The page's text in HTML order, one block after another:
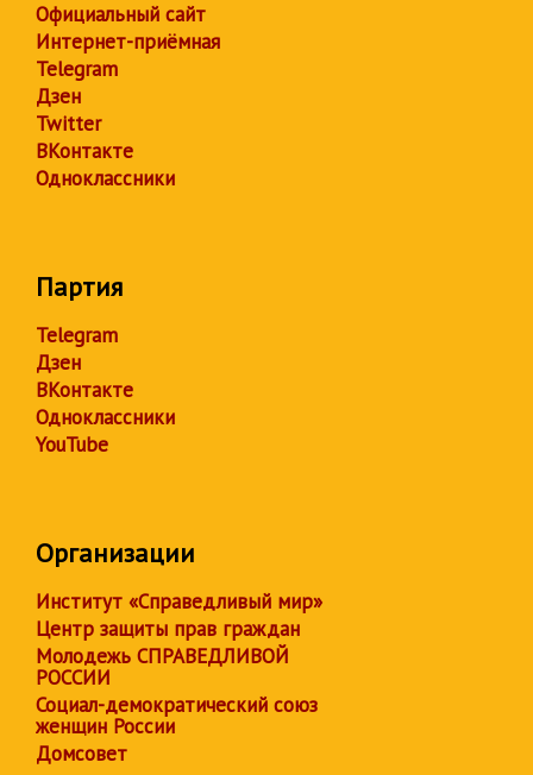
Официальный сайт
Интернет-приёмная
Telegram
Дзен
Twitter
ВКонтакте
Одноклассники
Партия
Telegram
Дзен
ВКонтакте
Одноклассники
YouTube
Организации
Институт «Справедливый мир»
Центр защиты прав граждан
Молодежь СПРАВЕДЛИВОЙ
РОССИИ
Социал-демократический союз
женщин России
Домсовет